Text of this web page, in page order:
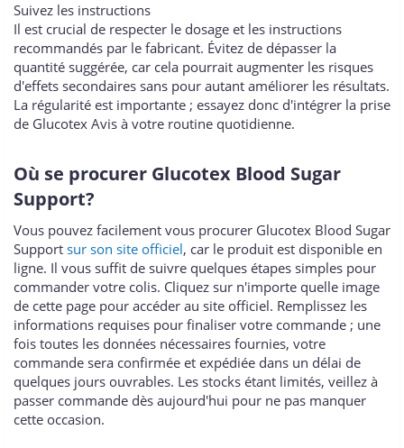
Suivez les instructions
Il est crucial de respecter le dosage et les instructions
recommandés par le fabricant. Évitez de dépasser la
quantité suggérée, car cela pourrait augmenter les risques
d'effets secondaires sans pour autant améliorer les résultats.
La régularité est importante ; essayez donc d'intégrer la prise
de Glucotex Avis à votre routine quotidienne.
Où se procurer Glucotex Blood Sugar
Support?
Vous pouvez facilement vous procurer Glucotex Blood Sugar
Support sur son site officiel, car le produit est disponible en
ligne. Il vous suffit de suivre quelques étapes simples pour
commander votre colis. Cliquez sur n'importe quelle image
de cette page pour accéder au site officiel. Remplissez les
informations requises pour finaliser votre commande ; une
fois toutes les données nécessaires fournies, votre
commande sera confirmée et expédiée dans un délai de
quelques jours ouvrables. Les stocks étant limités, veillez à
passer commande dès aujourd'hui pour ne pas manquer
cette occasion.